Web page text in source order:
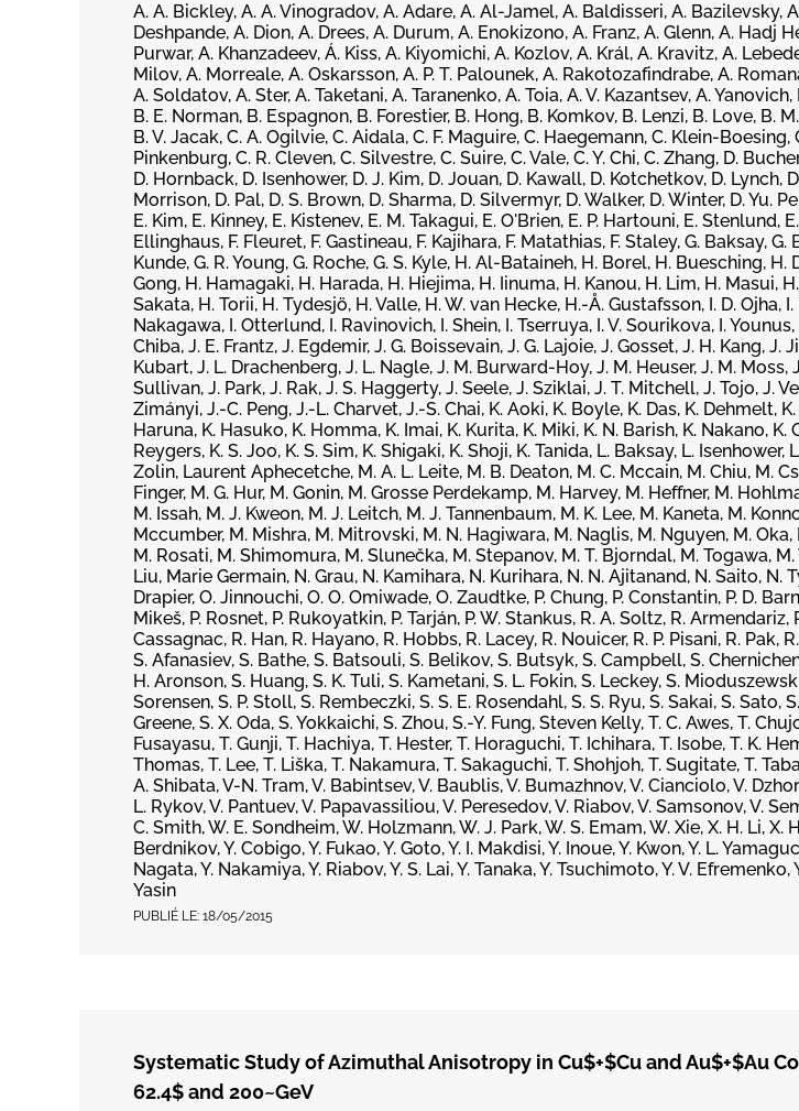
A. A. Bickley, A. A. Vinogradov, A. Adare, A. Al-Jamel, A. Baldisseri, A. Bazilevsky,
Deshpande, A. Dion, A. Drees, A. Durum, A. Enokizono, A. Franz, A. Glenn, A. Hadj
Purwar, A. Khanzadeev, Á. Kiss, A. Kiyomichi, A. Kozlov, A. Král, A. Kravitz, A.
Milov, A. Morreale, A. Oskarsson, A. P. T. Palounek, A. Rakotozafindrabe, A.
A. Soldatov, A. Ster, A. Taketani, A. Taranenko, A. Toia, A. V. Kazantsev, A.
B. E. Norman, B. Espagnon, B. Forestier, B. Hong, B. Komkov, B. Lenzi, B. Love, B.
B. V. Jacak, C. A. Ogilvie, C. Aidala, C. F. Maguire, C. Haegemann, C. Klein-Boesing,
Pinkenburg, C. R. Cleven, C. Silvestre, C. Suire, C. Vale, C. Y. Chi, C. Zhang, D.
D. Hornback, D. Isenhower, D. J. Kim, D. Jouan, D. Kawall, D. Kotchetkov, D. Lynch,
Morrison, D. Pal, D. S. Brown, D. Sharma, D. Silvermyr, D. Walker, D. Winter, D. Yu.
E. Kim, E. Kinney, E. Kistenev, E. M. Takagui, E. O'Brien, E. P. Hartouni, E. Stenlund,
Ellinghaus, F. Fleuret, F. Gastineau, F. Kajihara, F. Matathias, F. Staley, G. Baksay, G.
Kunde, G. R. Young, G. Roche, G. S. Kyle, H. Al-Bataineh, H. Borel, H. Buesching, H.
Gong, H. Hamagaki, H. Harada, H. Hiejima, H. Iinuma, H. Kanou, H. Lim, H. Masui,
Sakata, H. Torii, H. Tydesjö, H. Valle, H. W. van Hecke, H.-Å. Gustafsson, I. D. Ojha,
Nakagawa, I. Otterlund, I. Ravinovich, I. Shein, I. Tserruya, I. V. Sourikova, I.
Chiba, J. E. Frantz, J. Egdemir, J. G. Boissevain, J. G. Lajoie, J. Gosset, J. H. Kang, J.
Kubart, J. L. Drachenberg, J. L. Nagle, J. M. Burward-Hoy, J. M. Heuser, J. M. Moss,
Sullivan, J. Park, J. Rak, J. S. Haggerty, J. Seele, J. Sziklai, J. T. Mitchell, J. Tojo, J.
Zimányi, J.-C. Peng, J.-L. Charvet, J.-S. Chai, K. Aoki, K. Boyle, K. Das, K. Dehmelt, K.
Haruna, K. Hasuko, K. Homma, K. Imai, K. Kurita, K. Miki, K. N. Barish, K. Nakano, K.
Reygers, K. S. Joo, K. S. Sim, K. Shigaki, K. Shoji, K. Tanida, L. Baksay, L. Isenhower,
Zolin, Laurent Aphecetche, M. A. L. Leite, M. B. Deaton, M. C. Mccain, M. Chiu, M.
Finger, M. G. Hur, M. Gonin, M. Grosse Perdekamp, M. Harvey, M. Heffner, M.
M. Issah, M. J. Kweon, M. J. Leitch, M. J. Tannenbaum, M. K. Lee, M. Kaneta, M.
Mccumber, M. Mishra, M. Mitrovski, M. N. Hagiwara, M. Naglis, M. Nguyen, M. Oka,
M. Rosati, M. Shimomura, M. Slunečka, M. Stepanov, M. T. Bjorndal, M. Togawa,
Liu, Marie Germain, N. Grau, N. Kamihara, N. Kurihara, N. N. Ajitanand, N. Saito, N.
Drapier, O. Jinnouchi, O. O. Omiwade, O. Zaudtke, P. Chung, P. Constantin, P. D.
Mikeš, P. Rosnet, P. Rukoyatkin, P. Tarján, P. W. Stankus, R. A. Soltz, R.
Cassagnac, R. Han, R. Hayano, R. Hobbs, R. Lacey, R. Nouicer, R. P. Pisani, R. Pak,
S. Afanasiev, S. Bathe, S. Batsouli, S. Belikov, S. Butsyk, S. Campbell, S.
H. Aronson, S. Huang, S. K. Tuli, S. Kametani, S. L. Fokin, S. Leckey, S.
Sorensen, S. P. Stoll, S. Rembeczki, S. S. E. Rosendahl, S. S. Ryu, S. Sakai, S. Sato,
Greene, S. X. Oda, S. Yokkaichi, S. Zhou, S.-Y. Fung, Steven Kelly, T. C. Awes, T.
Fusayasu, T. Gunji, T. Hachiya, T. Hester, T. Horaguchi, T. Ichihara, T. Isobe, T. K.
Thomas, T. Lee, T. Liška, T. Nakamura, T. Sakaguchi, T. Shohjoh, T. Sugitate, T.
A. Shibata, V-N. Tram, V. Babintsev, V. Baublis, V. Bumazhnov, V. Cianciolo, V.
L. Rykov, V. Pantuev, V. Papavassiliou, V. Peresedov, V. Riabov, V. Samsonov, V.
C. Smith, W. E. Sondheim, W. Holzmann, W. J. Park, W. S. Emam, W. Xie, X. H. Li, X.
Berdnikov, Y. Cobigo, Y. Fukao, Y. Goto, Y. I. Makdisi, Y. Inoue, Y. Kwon, Y. L.
Nagata, Y. Nakamiya, Y. Riabov, Y. S. Lai, Y. Tanaka, Y. Tsuchimoto, Y. V.
Yasin
PUBLIÉ LE: 18/05/2015
Systematic Study of Azimuthal Anisotropy in Cu$+$Cu and Au$+$Au
62.4$ and 200~GeV